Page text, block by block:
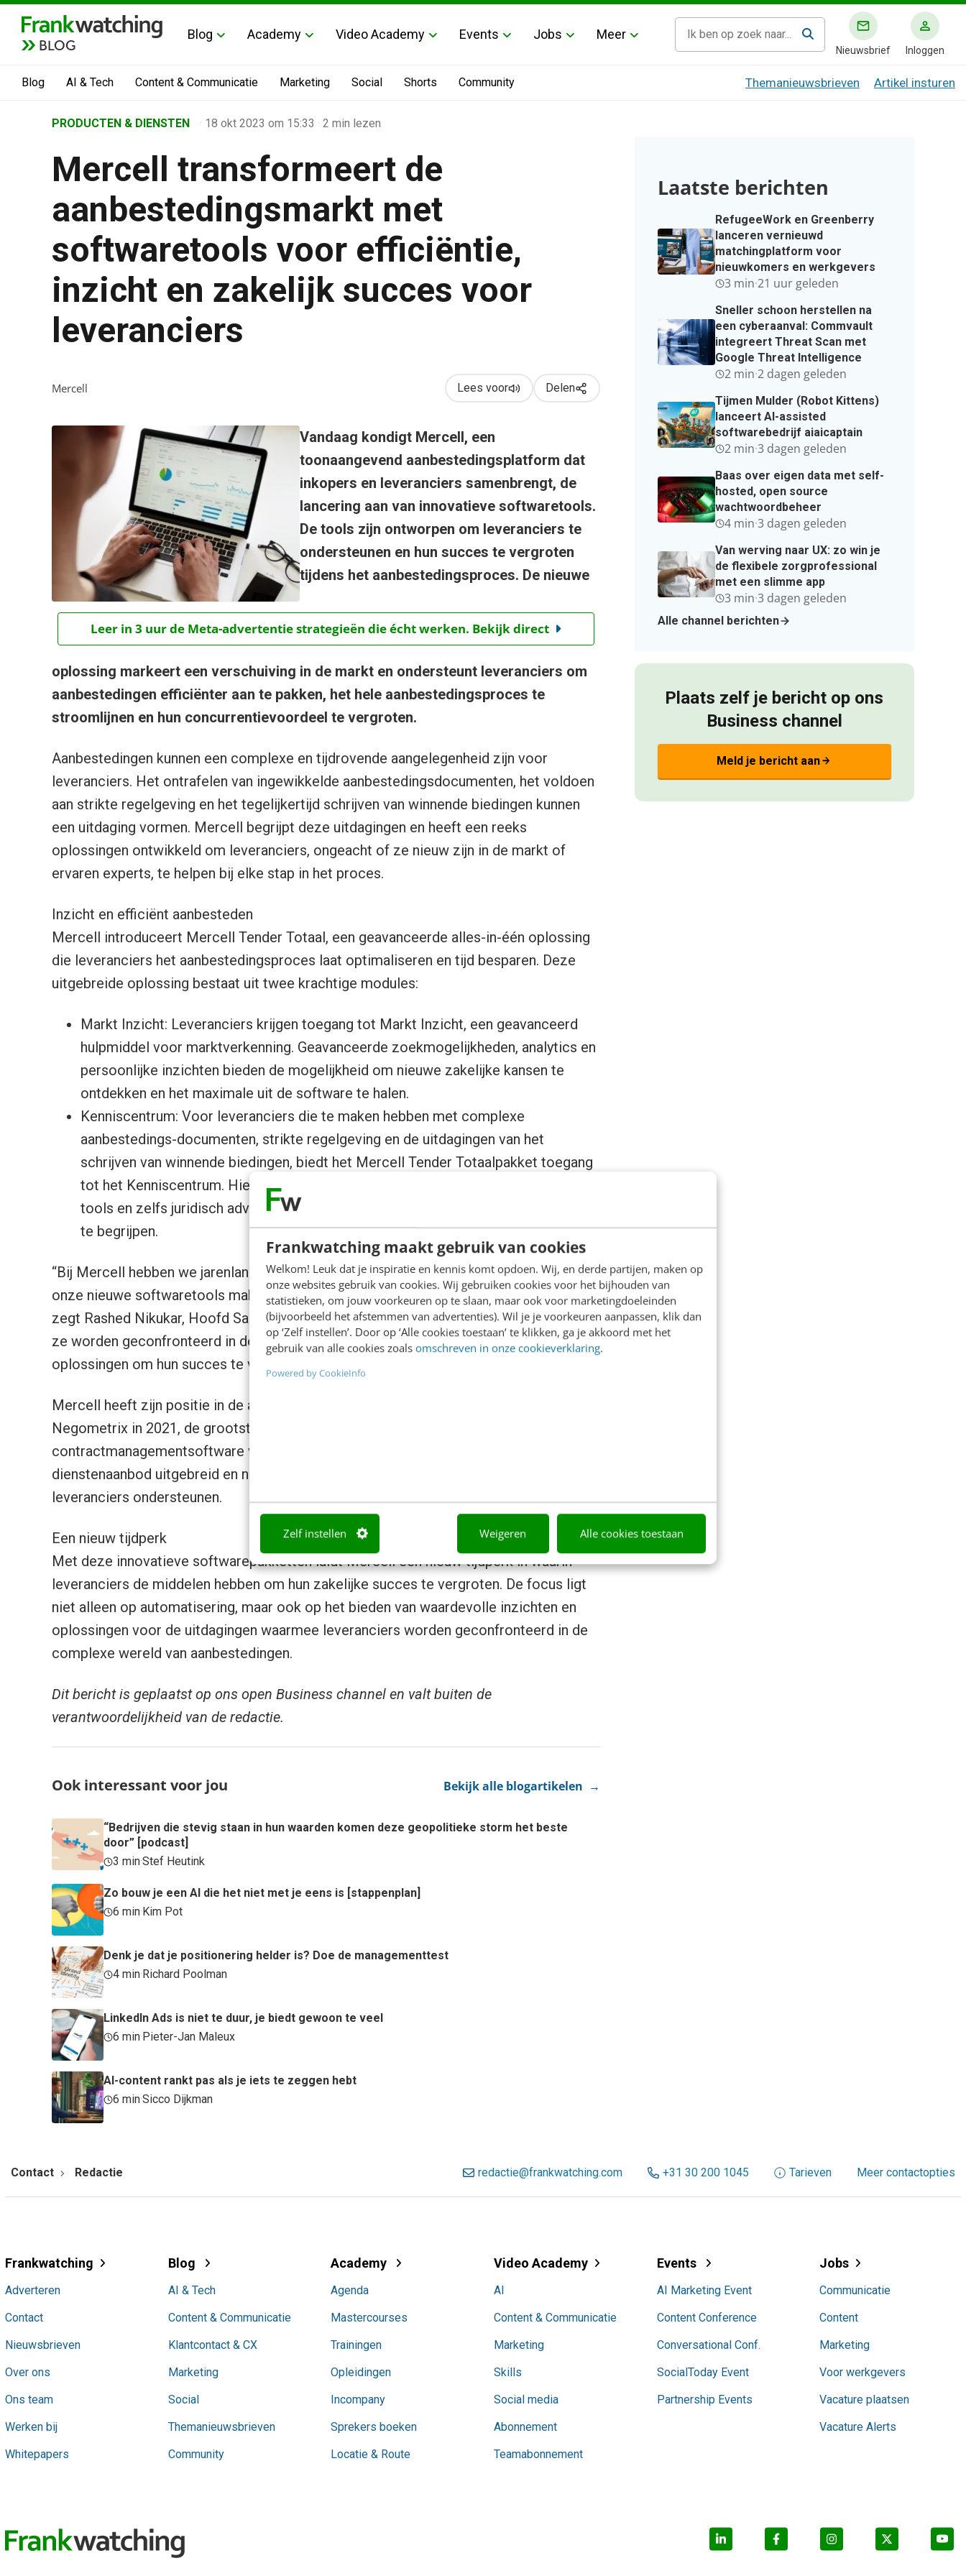
Frankwatching maakt gebruik van cookies
Welkom! Leuk dat je inspiratie en kennis komt opdoen. Wij, en derde partijen, maken op
onze websites gebruik van cookies. Wij gebruiken cookies voor het bijhouden van
statistieken, om jouw voorkeuren op te slaan, maar ook voor marketingdoeleinden
(bijvoorbeeld het afstemmen van advertenties). Wil je je voorkeuren aanpassen, klik dan
op ‘Zelf instellen’. Door op ‘Alle cookies toestaan’ te klikken, ga je akkoord met het
gebruik van alle cookies zoals omschreven in onze cookieverklaring.
Powered by CookieInfo
Zelf instellen Weigeren Alle cookies toestaan
BLOG
Blog Academy Video Academy Events Jobs Meer
Nieuwsbrief Inloggen
Blog AI & Tech Content & Communicatie Marketing Social Shorts Community Themanieuwsbrieven Artikel insturen
Business Channel
›
Alle artikelen
Mercell transformeert de aanbestedingsmarkt met softwaretools voor efficiëntie, inzicht en zakelijk succes voor leveranciers
PRODUCTEN & DIENSTEN · 18 okt 2023 om 15:33 · 2 min lezen
Mercell transformeert de
aanbestedingsmarkt met
softwaretools voor efficiëntie,
inzicht en zakelijk succes voor
leveranciers
Mercell Lees voor Delen
Leer in 3 uur de Meta-advertentie strategieën die écht werken. Bekijk direct
Vandaag kondigt Mercell, een
toonaangevend aanbestedingsplatform dat
inkopers en leveranciers samenbrengt, de
lancering aan van innovatieve softwaretools.
De tools zijn ontworpen om leveranciers te
ondersteunen en hun succes te vergroten
tijdens het aanbestedingsproces. De nieuwe
oplossing markeert een verschuiving in de markt en ondersteunt leveranciers om
aanbestedingen efficiënter aan te pakken, het hele aanbestedingsproces te
stroomlijnen en hun concurrentievoordeel te vergroten.
Aanbestedingen kunnen een complexe en tijdrovende aangelegenheid zijn voor
leveranciers. Het ontrafelen van ingewikkelde aanbestedingsdocumenten, het voldoen
aan strikte regelgeving en het tegelijkertijd schrijven van winnende biedingen kunnen
een uitdaging vormen. Mercell begrijpt deze uitdagingen en heeft een reeks
oplossingen ontwikkeld om leveranciers, ongeacht of ze nieuw zijn in de markt of
ervaren experts, te helpen bij elke stap in het proces.
Inzicht en efficiënt aanbesteden
Mercell introduceert Mercell Tender Totaal, een geavanceerde alles-in-één oplossing
die leveranciers het aanbestedingsproces laat optimaliseren en tijd besparen. Deze
uitgebreide oplossing bestaat uit twee krachtige modules:
Markt Inzicht: Leveranciers krijgen toegang tot Markt Inzicht, een geavanceerd
hulpmiddel voor marktverkenning. Geavanceerde zoekmogelijkheden, analytics en
persoonlijke inzichten bieden de mogelijkheid om nieuwe zakelijke kansen te
ontdekken en het maximale uit de software te halen.
Kenniscentrum: Voor leveranciers die te maken hebben met complexe
aanbestedings-documenten, strikte regelgeving en de uitdagingen van het
schrijven van winnende biedingen, biedt het Mercell Tender Totaalpakket toegang
tot het Kenniscentrum. Hier vinden leveranciers waardevolle kennis, praktische
tools en zelfs juridisch advies om de complexe wereld van aanbestedingen beter
te begrijpen.
“Bij Mercell hebben we jarenlange ervaring in het ondersteunen van inkopers en met
onze nieuwe softwaretools maken we deze expertise toegankelijk voor leveranciers,”
zegt Rashed Nikukar, Hoofd Sales Nederland. “We begrijpen de uitdagingen waarmee
ze worden geconfronteerd in de complexe wereld van aanbestedingen en bieden
oplossingen om hun succes te vergroten.”
Mercell heeft zijn positie in de aanbestedingsmarkt versterkt door de overname van
Negometrix in 2021, de grootste Nederlandse aanbieder van e-procurement en
contractmanagementsoftware voor inkopers. Met deze overname heeft Mercell zijn
dienstenaanbod uitgebreid en nieuwe innovatieve softwaretools ontwikkeld die
leveranciers ondersteunen.
Een nieuw tijdperk
Met deze innovatieve softwarepakketten luidt Mercell een nieuw tijdperk in waarin
leveranciers de middelen hebben om hun zakelijke succes te vergroten. De focus ligt
niet alleen op automatisering, maar ook op het bieden van waardevolle inzichten en
oplossingen voor de uitdagingen waarmee leveranciers worden geconfronteerd in de
complexe wereld van aanbestedingen.
Dit bericht is geplaatst op ons open Business channel en valt buiten de
verantwoordelijkheid van de redactie.
Ook interessant voor jou Bekijk alle blogartikelen →
“Bedrijven die stevig staan in hun waarden komen deze geopolitieke storm het beste
door” [podcast]
3 min·Stef Heutink
Zo bouw je een AI die het niet met je eens is [stappenplan]
6 min·Kim Pot
Denk je dat je positionering helder is? Doe de managementtest
4 min·Richard Poolman
LinkedIn Ads is niet te duur, je biedt gewoon te veel
6 min·Pieter-Jan Maleux
AI-content rankt pas als je iets te zeggen hebt
6 min·Sicco Dijkman
Laatste berichten
RefugeeWork en Greenberry
lanceren vernieuwd
matchingplatform voor
nieuwkomers en werkgevers
3 min·21 uur geleden
Sneller schoon herstellen na
een cyberaanval: Commvault
integreert Threat Scan met
Google Threat Intelligence
2 min·2 dagen geleden
Tijmen Mulder (Robot Kittens)
lanceert AI-assisted
softwarebedrijf aiaicaptain
2 min·3 dagen geleden
Baas over eigen data met self-
hosted, open source
wachtwoordbeheer
4 min·3 dagen geleden
Van werving naar UX: zo win je
de flexibele zorgprofessional
met een slimme app
3 min·3 dagen geleden
Alle channel berichten
Plaats zelf je bericht op ons
Business channel
Meld je bericht aanarrow_forward
Contact Redactie redactie@frankwatching.com +31 30 200 1045 Tarieven Meer contactopties
Frankwatching
Adverteren
Contact
Nieuwsbrieven
Over ons
Ons team
Werken bij
Whitepapers
Blog
AI & Tech
Content & Communicatie
Klantcontact & CX
Marketing
Social
Themanieuwsbrieven
Community
Academy
Agenda
Mastercourses
Trainingen
Opleidingen
Incompany
Sprekers boeken
Locatie & Route
Video Academy
AI
Content & Communicatie
Marketing
Skills
Social media
Abonnement
Teamabonnement
Events
AI Marketing Event
Content Conference
Conversational Conf.
SocialToday Event
Partnership Events
Jobs
Communicatie
Content
Marketing
Voor werkgevers
Vacature plaatsen
Vacature Alerts